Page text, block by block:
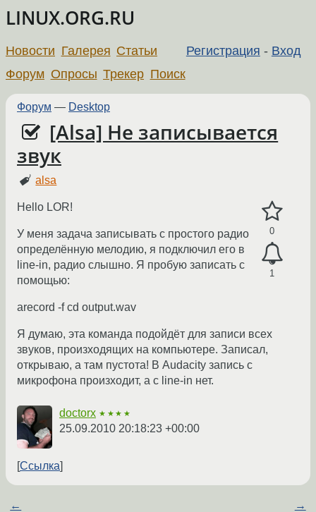
LINUX.ORG.RU
Регистрация - Вход
Новости Галерея Статьи
Форум Опросы Трекер Поиск
Форум — Desktop
[Alsa] Не записывается
звук
alsa
0
1
Hello LOR!
У меня задача записывать с простого радио
определённую мелодию, я подключил его в
line-in, радио слышно. Я пробую записать с
помощью:
arecord -f cd output.wav
Я думаю, эта команда подойдёт для записи всех
звуков, произходящих на компьютере. Записал,
открываю, а там пустота! В Audacity запись с
микрофона произходит, а с line-in нет.
doctorx ★★★★
25.09.2010 20:18:23 +00:00
Ссылка
← →